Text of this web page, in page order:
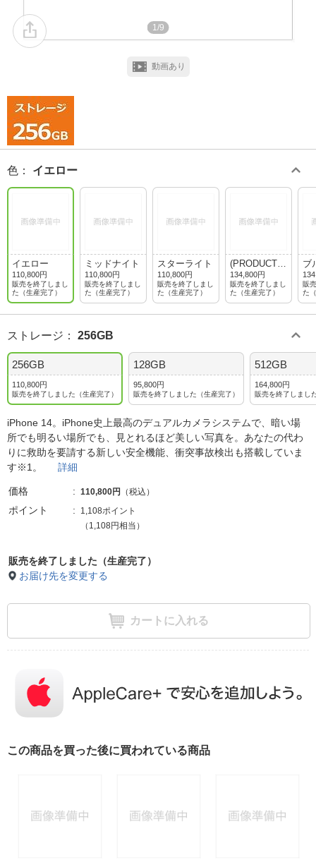
1/9
動画あり
色 ： イエロー
イエロー
110,800円
販売を終了しまし
た（生産完了）
ミッドナイト
110,800円
販売を終了しまし
た（生産完了）
スターライト
110,800円
販売を終了しまし
た（生産完了）
(PRODUCT)R
ED
134,800円
販売を終了しまし
た（生産完了）
ブ
販
た
ストレージ ： 256GB
256GB
110,800円
販売を終了しました（生産完了）
128GB
95,800円
販売を終了しました（生産完了）
512GB
164,800円
販売を終了しまし
iPhone 14。iPhone史上最高のデュアルカメラシステムで、暗い場
所でも明るい場所でも、見とれるほど美しい写真を。あなたの代わ
りに救助を要請する新しい安全機能、衝突事故検出も搭載していま
す※1。 詳細
価格 110,800円 （税込）
ポイント
1,108ポイント
（1,108円相当）
販売を終了しました（生産完了）
お届け先を変更する
カートに入れる
この商品を買った後に買われている商品